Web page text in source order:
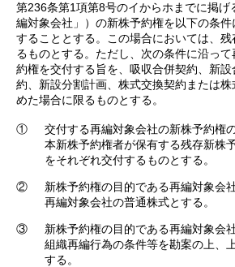
第236条第1項第8号のイからホまでに掲げ
編対象会社」）の新株予約権を以下の条
することとする。この場合においては、
るものとする。ただし、次の条件に沿っ
約権を交付する旨を、吸収合併契約、新
約、新設分割計画、株式交換契約または
めた場合に限るものとする。
①
交付する再編対象会社の新株予約権
本新株予約権者が保有する残存新株
をそれぞれ交付するものとする。
②
新株予約権の目的である再編対象会
再編対象会社の普通株式とする。
③
新株予約権の目的である再編対象会
組織再編行為の条件等を勘案の上、
する。